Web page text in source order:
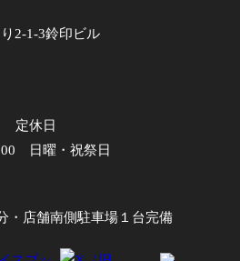
2-1-3鈴印ビル
定休日
日曜・祝祭日
・店舗南側駐車場１台完備